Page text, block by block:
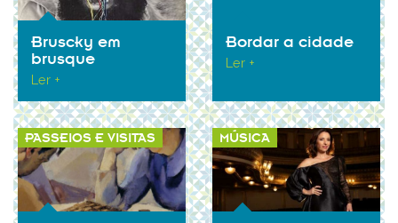
Bruscky em
brusque
Ler +
Bordar a cidade
Ler +
PASSEIOS E VISITAS MÚSICA